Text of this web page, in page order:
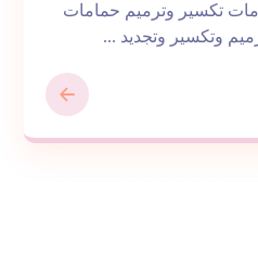
تكسير وترميم حمامات
وتكسير وتجديد ...